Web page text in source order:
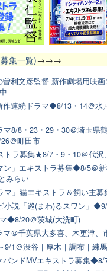
集一覧)→→→
曽利文彦監督 新作劇場用映
作連続ドラマ◆8/13・14＠
8/8・23・29・30＠埼玉県
＠町田市
トラ募集★8/7・9・10＠代沢
ン」エキストラ募集◆8/5＠
みらい
」猫エキストラ＆飼い主募
小説「巡(まわ)るスワン」
◆8/20＠茨城(大洗町)
＠千葉県大多喜、木更津、
9/1＠渋谷｜厚木｜調布｜練馬
バンドMVエキストラ募集◆8/